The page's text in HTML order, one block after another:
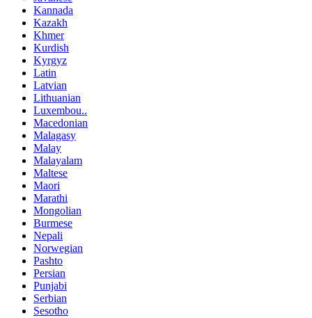
Kannada
Kazakh
Khmer
Kurdish
Kyrgyz
Latin
Latvian
Lithuanian
Luxembou..
Macedonian
Malagasy
Malay
Malayalam
Maltese
Maori
Marathi
Mongolian
Burmese
Nepali
Norwegian
Pashto
Persian
Punjabi
Serbian
Sesotho